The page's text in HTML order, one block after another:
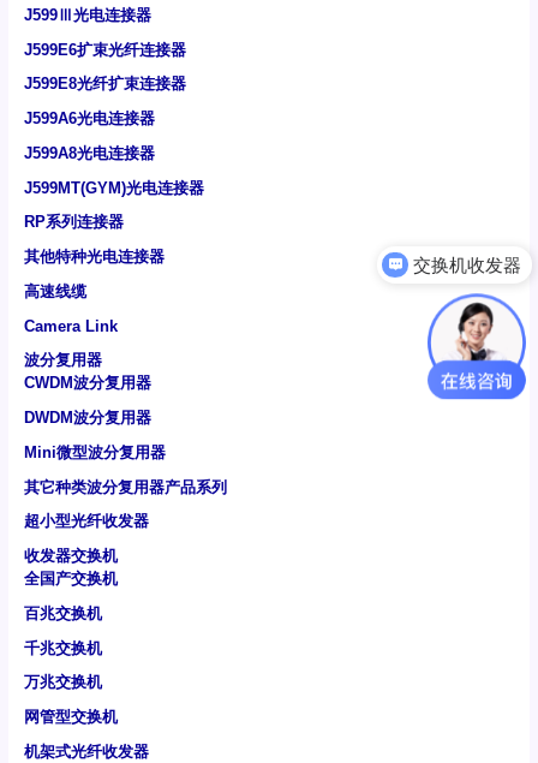
J599Ⅲ光电连接器
J599E6扩束光纤连接器
J599E8光纤扩束连接器
J599A6光电连接器
J599A8光电连接器
J599MT(GYM)光电连接器
RP系列连接器
其他特种光电连接器
高速线缆
Camera Link
波分复用器
CWDM波分复用器
DWDM波分复用器
Mini微型波分复用器
其它种类波分复用器产品系列
超小型光纤收发器
收发器交换机
全国产交换机
百兆交换机
千兆交换机
万兆交换机
网管型交换机
机架式光纤收发器
可以介绍下你们的产品么